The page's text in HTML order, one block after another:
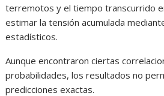
terremotos y el tiempo transcurrido
estimar la tensión acumulada
estadísticos.
Aunque encontraron ciertas
probabilidades, los resultados no
predicciones exactas.